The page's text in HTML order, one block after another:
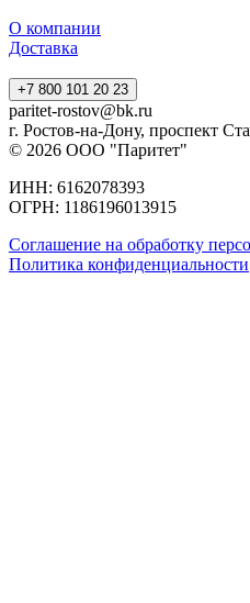
О компании
Доставка
+7 800 101 20 23
paritet-rostov@bk.ru
г. Ростов-на-Дону, проспект
© 2026 ООО "Паритет"
ИНН: 6162078393
ОГРН: 1186196013915
Соглашение на обработку
Политика конфиденциальности